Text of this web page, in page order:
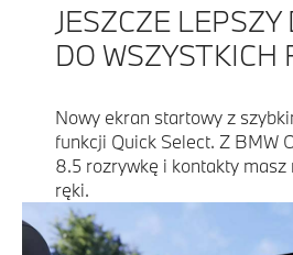
JESZCZE LEPSZY
DO WSZYSTKICH
Nowy ekran startowy z
funkcji Quick Select. Z BMW
8.5 rozrywkę i kontakty masz
ręki.